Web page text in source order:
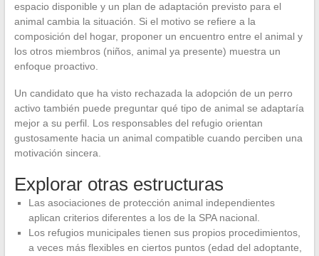
espacio disponible y un plan de adaptación previsto para el
animal cambia la situación. Si el motivo se refiere a la
composición del hogar, proponer un encuentro entre el animal y
los otros miembros (niños, animal ya presente) muestra un
enfoque proactivo.
Un candidato que ha visto rechazada la adopción de un perro
activo también puede preguntar qué tipo de animal se adaptaría
mejor a su perfil. Los responsables del refugio orientan
gustosamente hacia un animal compatible cuando perciben una
motivación sincera.
Explorar otras estructuras
Las asociaciones de protección animal independientes
aplican criterios diferentes a los de la SPA nacional.
Los refugios municipales tienen sus propios procedimientos,
a veces más flexibles en ciertos puntos (edad del adoptante,